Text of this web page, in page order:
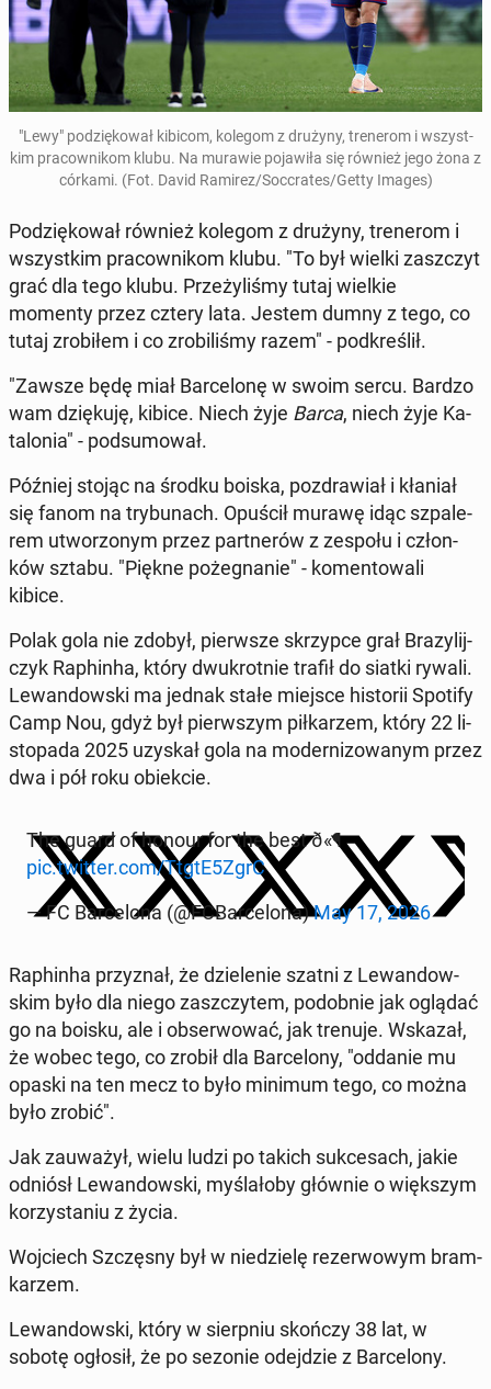
"Lewy" po­dzię­ko­wał kibicom, kolegom z drużyny, tre­ne­rom i wszyst­
kim pra­cow­ni­kom klubu. Na murawie po­ja­wi­ła się również jego żona z
córkami. (Fot. David Ramirez/Soc­cra­tes/Getty Images)
Po­dzię­ko­wał również kolegom z drużyny, tre­ne­rom i
wszyst­kim pra­cow­ni­kom klubu. "To był wielki za­szczyt
grać dla tego klubu. Prze­ży­li­śmy tutaj wielkie
momenty przez cztery lata. Jestem dumny z tego, co
tutaj zro­bi­łem i co zro­bi­li­śmy razem" - pod­kre­ślił.
"Zawsze będę miał Bar­ce­lo­nę w swoim sercu. Bardzo
wam dzię­ku­ję, kibice. Niech żyje Barca, niech żyje Ka­
ta­lo­nia" - pod­su­mo­wał.
Później stojąc na środku boiska, po­zdra­wiał i kłaniał
się fanom na try­bu­nach. Opuścił murawę idąc szpa­le­
rem utwo­rzo­nym przez part­ne­rów z zespołu i człon­
ków sztabu. "Piękne po­że­gna­nie" - ko­men­to­wa­li
kibice.
Polak gola nie zdobył, pierw­sze skrzyp­ce grał Bra­zy­lij­
czyk Ra­phin­ha, który dwu­krot­nie trafił do siatki rywali.
Le­wan­dow­ski ma jednak stałe miejsce hi­sto­rii Spotify
Camp Nou, gdyż był pierw­szym pił­ka­rzem, który 22 li­
sto­pa­da 2025 uzyskał gola na mo­der­ni­zo­wa­nym przez
dwa i pół roku obiek­cie.
The guard of honour for the best ð«¶
pic.twitter.com/TtgtE5ZgrC
— FC Bar­ce­lo­na (@FCBar­ce­lo­na)May 17, 2026
Ra­phin­ha przy­znał, że dzie­le­nie szatni z Le­wan­dow­
skim było dla niego za­szczy­tem, po­dob­nie jak oglądać
go na boisku, ale i ob­ser­wo­wać, jak trenuje. Wskazał,
że wobec tego, co zrobił dla Bar­ce­lo­ny, "oddanie mu
opaski na ten mecz to było minimum tego, co można
było zrobić".
Jak za­uwa­żył, wielu ludzi po takich suk­ce­sach, jakie
odniósł Le­wan­dow­ski, my­śla­ło­by głównie o więk­szym
ko­rzy­sta­niu z życia.
Woj­ciech Szczę­sny był w nie­dzie­lę re­zer­wo­wym bram­
ka­rzem.
Le­wan­dow­ski, który w sierp­niu skończy 38 lat, w
sobotę ogłosił, że po sezonie odej­dzie z Bar­ce­lo­ny.